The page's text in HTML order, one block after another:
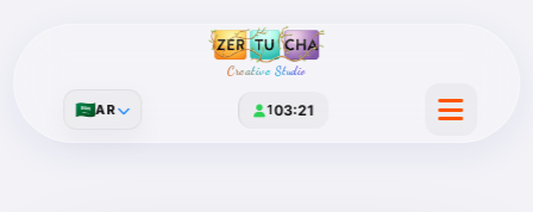
Creative Studio
103:21
🇸🇦AR